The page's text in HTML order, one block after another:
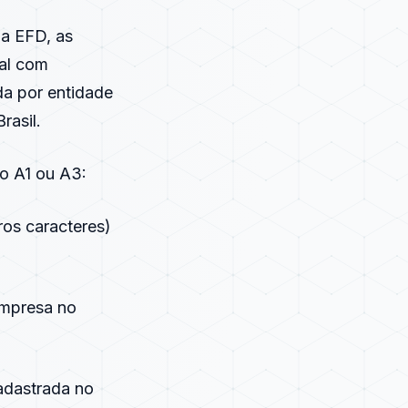
EFD, as
com
por entidade
A1 ou A3:
caracteres)
no
no